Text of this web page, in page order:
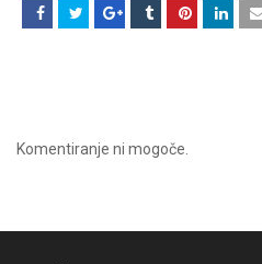
Komentiranje ni mogoče.